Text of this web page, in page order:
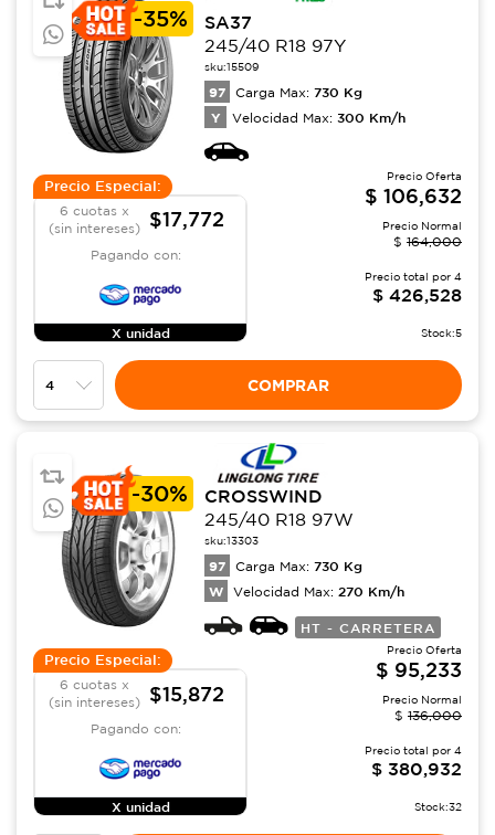
-35%
SA37
245/40 R18 97Y
sku:15509
97 Carga Max: 730 Kg
Y Velocidad Max: 300 Km/h
Precio Especial:
6 cuotas x
(sin intereses)
$17,772
Pagando con:
X unidad
Precio Oferta
$ 106,632
Precio Normal
$ 164,000
Precio total por 4
$ 426,528
Stock:5
COMPRAR
-30%
CROSSWIND
245/40 R18 97W
sku:13303
97 Carga Max: 730 Kg
W Velocidad Max: 270 Km/h
HT - CARRETERA
Precio Especial:
6 cuotas x
(sin intereses)
$15,872
Pagando con:
X unidad
Precio Oferta
$ 95,233
Precio Normal
$ 136,000
Precio total por 4
$ 380,932
Stock:32